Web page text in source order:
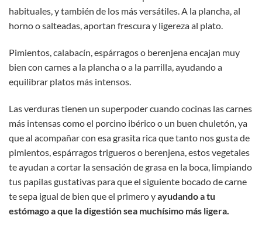
habituales, y también de los más versátiles. A la plancha, al
horno o salteadas, aportan frescura y ligereza al plato.
Pimientos, calabacín, espárragos o berenjena encajan muy
bien con carnes a la plancha o a la parrilla, ayudando a
equilibrar platos más intensos.
Las verduras tienen un superpoder cuando cocinas las carnes
más intensas como el porcino ibérico o un buen chuletón, ya
que al acompañar con esa grasita rica que tanto nos gusta de
pimientos, espárragos trigueros o berenjena, estos vegetales
te ayudan a cortar la sensación de grasa en la boca, limpiando
tus papilas gustativas para que el siguiente bocado de carne
te sepa igual de bien que el primero yayudando a tu
estómago a que la digestión sea muchísimo más ligera.